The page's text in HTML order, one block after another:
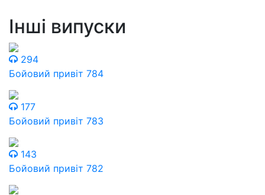
Інші випуски
294
Бойовий привіт 784
177
Бойовий привіт 783
143
Бойовий привіт 782